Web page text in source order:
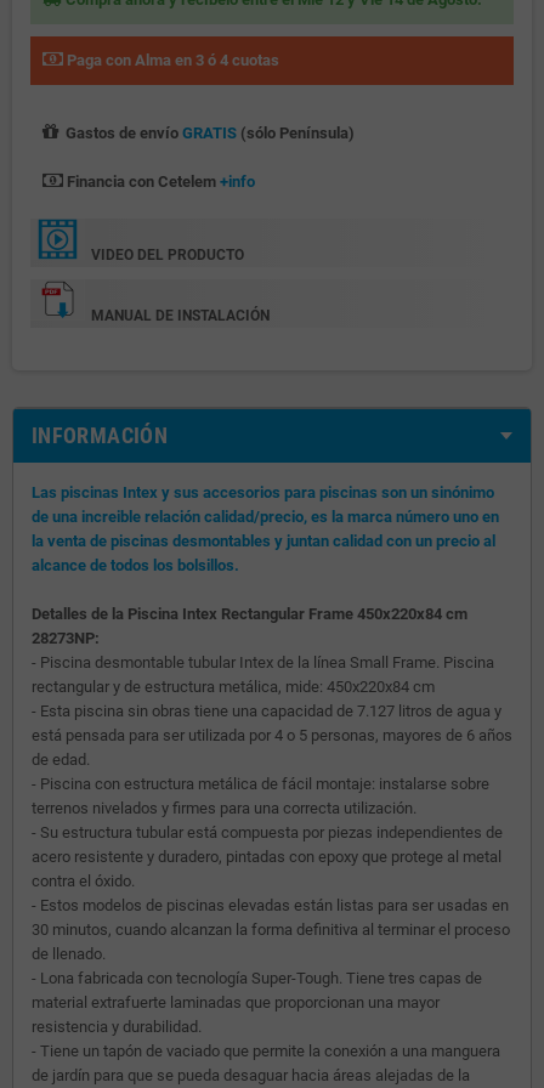
Paga con Alma en 3 ó 4 cuotas
Gastos de envío GRATIS(sólo Península)
Financia con Cetelem +info
VIDEO DEL PRODUCTO
MANUAL DE INSTALACIÓN
INFORMACIÓN
Las piscinas Intex y sus accesorios para piscinas son un sinónimo
de una increible relación calidad/precio, es la marca número uno en
la venta de piscinas desmontables y juntan calidad con un precio al
alcance de todos los bolsillos.
Detalles de la Piscina Intex Rectangular Frame 450x220x84 cm
28273NP:
- Piscina desmontable tubular Intex de la línea Small Frame. Piscina
rectangular y de estructura metálica, mide: 450x220x84 cm
- Esta piscina sin obras tiene una capacidad de 7.127 litros de agua y
está pensada para ser utilizada por 4 o 5 personas, mayores de 6 años
de edad.
- Piscina con estructura metálica de fácil montaje: instalarse sobre
terrenos nivelados y firmes para una correcta utilización.
- Su estructura tubular está compuesta por piezas independientes de
acero resistente y duradero, pintadas con epoxy que protege al metal
contra el óxido.
- Estos modelos de piscinas elevadas están listas para ser usadas en
30 minutos, cuando alcanzan la forma definitiva al terminar el proceso
de llenado.
- Lona fabricada con tecnología Super-Tough. Tiene tres capas de
material extrafuerte laminadas que proporcionan una mayor
resistencia y durabilidad.
- Tiene un tapón de vaciado que permite la conexión a una manguera
de jardín para que se pueda desaguar hacia áreas alejadas de la